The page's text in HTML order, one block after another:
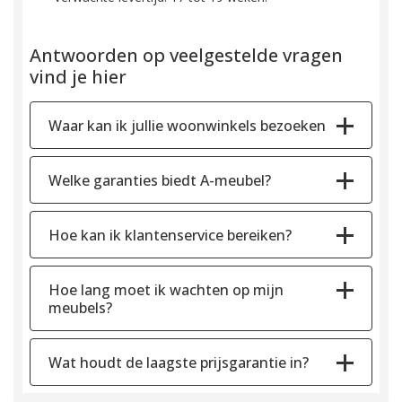
Antwoorden op veelgestelde vragen
vind je hier
Waar kan ik jullie woonwinkels bezoeken
Welke garanties biedt A-meubel?
Hoe kan ik klantenservice bereiken?
Hoe lang moet ik wachten op mijn
meubels?
Wat houdt de laagste prijsgarantie in?